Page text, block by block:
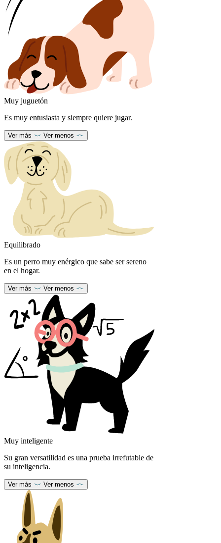
Muy juguetón
Es muy entusiasta y siempre quiere jugar.
Ver más Ver menos
Equilibrado
Es un perro muy enérgico que sabe ser sereno
en el hogar.
Ver más Ver menos
Muy inteligente
Su gran versatilidad es una prueba irrefutable de
su inteligencia.
Ver más Ver menos